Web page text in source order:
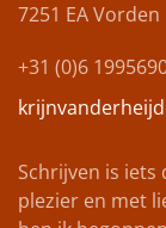
7251 EAVorden
+31 (0)6
Schrijven is iets
plezier en met